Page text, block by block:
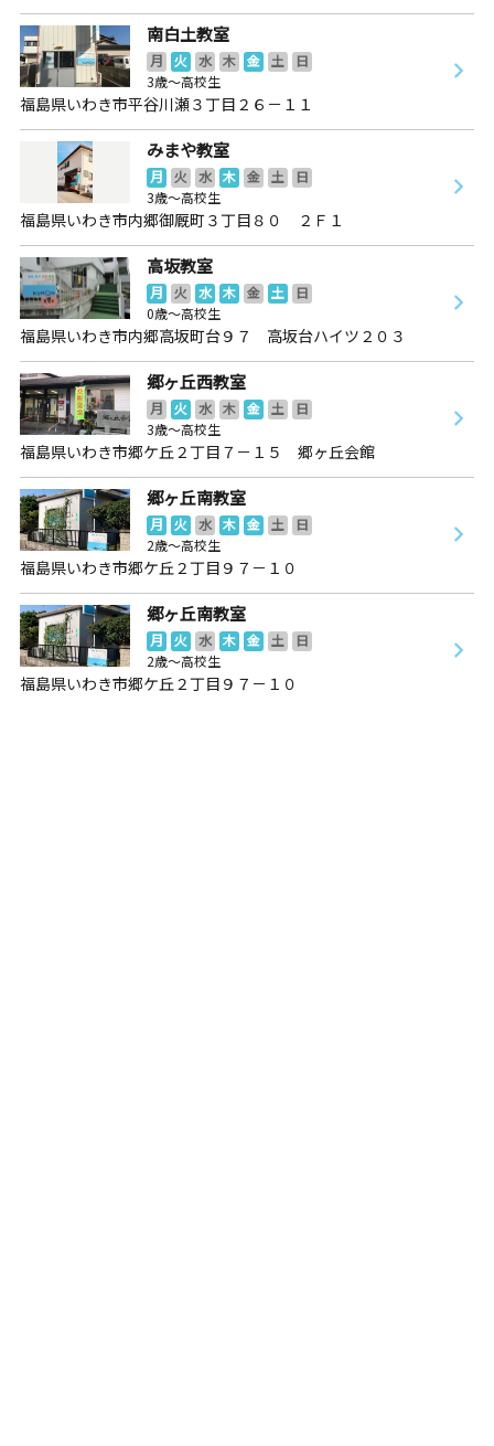
南白土教室
月 火 水 木 金 土
日
3歳～高校生
福島県いわき市平谷川瀬３丁目２６－１１
みまや教室
月 火 水 木 金 土
日
3歳～高校生
福島県いわき市内郷御厩町３丁目８０ ２Ｆ１
高坂教室
月 火 水 木 金 土
日
0歳～高校生
福島県いわき市内郷高坂町台９７ 高坂台ハイツ２０３
郷ヶ丘西教室
月 火 水 木 金 土
日
3歳～高校生
福島県いわき市郷ケ丘２丁目７－１５ 郷ヶ丘会館
郷ヶ丘南教室
月 火 水 木 金 土
日
2歳～高校生
福島県いわき市郷ケ丘２丁目９７－１０
郷ヶ丘南教室
月 火 水 木 金 土
日
2歳～高校生
福島県いわき市郷ケ丘２丁目９７－１０